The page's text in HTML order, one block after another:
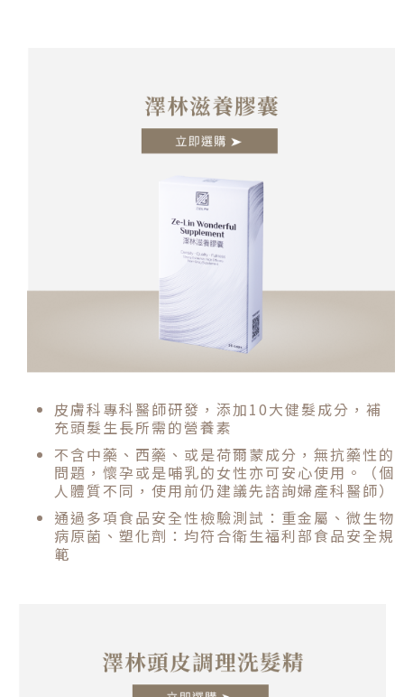
皮膚科專科醫師研發，添加10大健髮成分，補
充頭髮生長所需的營養素
不含中藥、西藥、或是荷爾蒙成分，無抗藥性的
問題，懷孕或是哺乳的女性亦可安心使用。（個
人體質不同，使用前仍建議先諮詢婦產科醫師）
通過多項食品安全性檢驗測試：重金屬、微生物
病原菌、塑化劑：均符合衛生福利部食品安全規
範